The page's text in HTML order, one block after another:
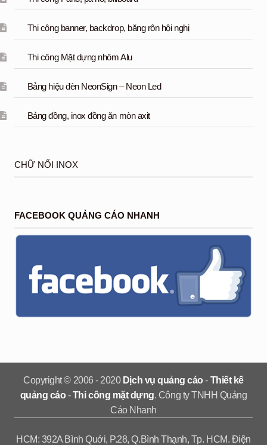
Thi công banner, backdrop, băng rôn hội nghị
Thi công Mặt dựng nhôm Alu
Bảng hiệu đèn NeonSign – Neon Led
Bảng đồng, inox đồng ăn mòn axit
CHỮ NỔI INOX
FACEBOOK QUẢNG CÁO NHANH
Copyright © 2006 - 2020 Dịch vụ quảng cáo - Thiết kế
quảng cáo -Thi công mặt dựng. Công ty TNHH Quảng
Cáo Nhanh
HCM: 392A Bình Quới, P.28, Q.Bình Thạnh, Tp. HCM. Điện